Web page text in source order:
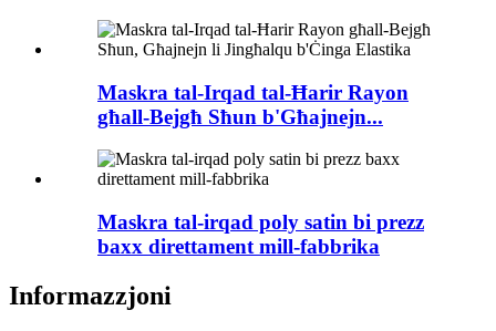
Maskra tal-Irqad tal-Ħarir Rayon
għall-Bejgħ Sħun b'Għajnejn...
Maskra tal-irqad poly satin bi prezz
baxx direttament mill-fabbrika
Informazzjoni